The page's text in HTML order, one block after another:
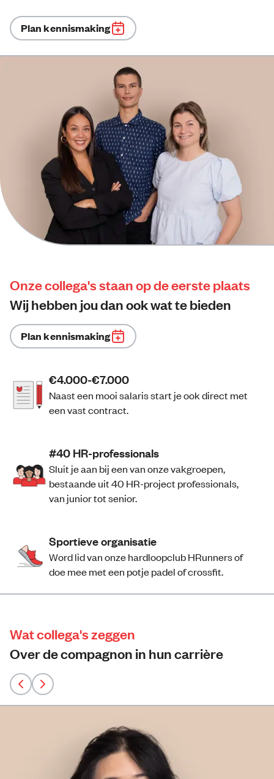
Plan kennismaking
Onze collega's staan op de eerste plaats
Wij hebben jou dan ook wat te bieden
Plan kennismaking
€4.000-€7.000
Naast een mooi salaris start je ook direct met
een vast contract.
#40 HR-professionals
Sluit je aan bij een van onze vakgroepen,
bestaande uit 40 HR-project professionals,
van junior tot senior.
Sportieve organisatie
Word lid van onze hardloopclub HRunners of
doe mee met een potje padel of crossfit.
Wat collega's zeggen
Over de compagnon in hun carrière